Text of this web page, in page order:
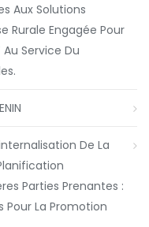
Aux Solutions
Rurale Engagée Pour
Au Service Du
De La
Parties Prenantes :
Pour La Promotion